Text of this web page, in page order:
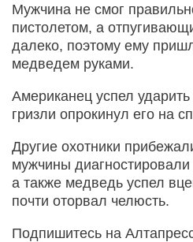
Мужчина не смог
пистолетом, а
далеко, поэтому ему
медведем руками.
Американец успел
гризли опрокинул его на
Другие охотники
мужчины
а также медведь успел
почти оторвал челюсть.
Подпишитесь на